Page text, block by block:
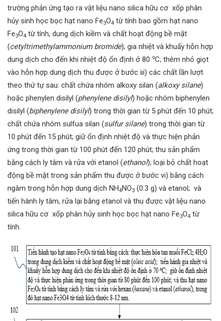
trường phản ứng tạo ra vật liệu nano silica hữu cơ xốp phân
hủy sinh học bọc hạt nano Fe3O4 từ tính bao gồm hạt nano
Fe3O4 từ tính, dung dịch kiềm và chất hoạt động bề mặt
(cetyltrimethylammonium bromide); gia nhiệt và khuấy hỗn hợp
dung dịch cho đến khi nhiệt độ ổn định ở 80 oC; thêm nhỏ giọt
vào hỗn hợp dung dịch thu được ở bước iii) các chất lần lượt
theo thứ tự sau: chất chứa nhóm alkoxy silan (alkoxy silane)
hoặc phenylen disilyl (phenylene disilyl) hoặc nhóm biphenylen
disilyl (biphenylene disilyl) trong thời gian từ 5 phút đến 10 phút;
chất chứa nhóm sulfua silan (sulfur silane) trong thời gian từ
10 phút đến 15 phút; giữ ổn định nhiệt độ và thực hiện phản
ứng trong thời gian từ 100 phút đến 120 phút; thu sản phẩm
bằng cách ly tâm và rửa với etanol (ethanol); loại bỏ chất hoạt
động bề mặt trong sản phẩm thu được ở bước vi) bằng cách
ngâm trong hỗn hợp dung dịch NH4NO3 (0.3 g) và etanol; và
tiến hành ly tâm, rửa lại bằng etanol và thu được vật liệu nano
silica hữu cơ xốp phân hủy sinh học bọc hạt nano Fe3O4 từ
tính.